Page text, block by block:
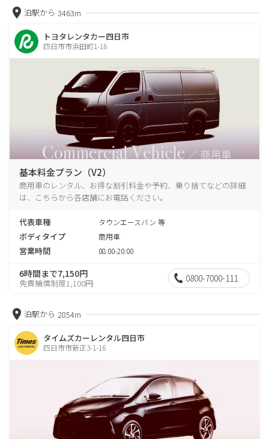
泊駅から 3463m
トヨタレンタカー四日市
四日市市浜田町1-16
基本料金プラン（V2）
商用車のレンタル、お得な割引料金や予約、乗り捨てなどの詳細
は、こちらから各店舗にお電話ください。
代表車種 タウンエースバン 等
ボディタイプ 商用車
営業時間 08:00-20:00
6時間まで7,150円
免責補償制度1,100円 0800-7000-111
泊駅から 2854m
タイムズカーレンタル四日市
四日市市新正3-1-16